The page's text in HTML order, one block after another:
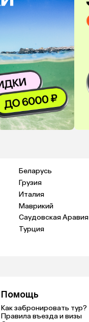
Беларусь
Грузия
Италия
Маврикий
Саудовская Аравия
Турция
Помощь
Как забронировать тур?
Правила въезда и визы